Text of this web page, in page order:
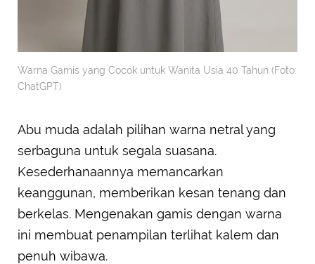
Warna Gamis yang Cocok untuk Wanita Usia 40 Tahun (Foto:
ChatGPT)
Abu muda adalah pilihan warna netral yang
serbaguna untuk segala suasana.
Kesederhanaannya memancarkan
keanggunan, memberikan kesan tenang dan
berkelas. Mengenakan gamis dengan warna
ini membuat penampilan terlihat kalem dan
penuh wibawa.